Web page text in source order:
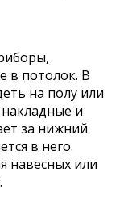
в потолок. В
на полу или
и
за нижний
в него.
навесных или